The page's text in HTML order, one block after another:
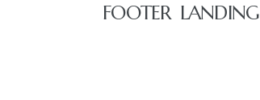
FOOTER LANDING